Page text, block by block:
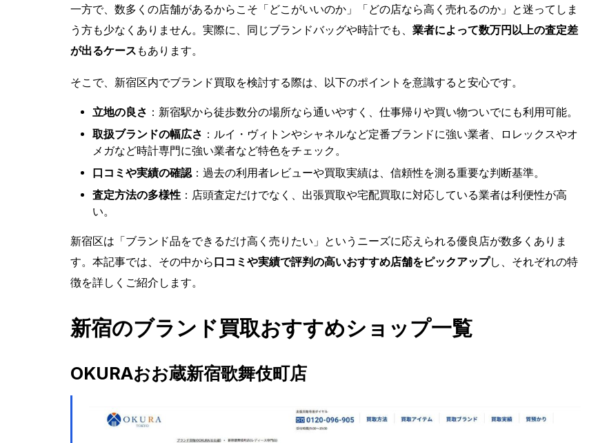
一方で、数多くの店舗があるからこそ「どこがいいのか」「どの店なら高く売れるのか」と迷ってしま
う方も少なくありません。実際に、同じブランドバッグや時計でも、 業者によって数万円以上の査定差
が出るケース もあります。
そこで、新宿区内でブランド買取を検討する際は、以下のポイントを意識すると安心です。
立地の良さ ：新宿駅から徒歩数分の場所なら通いやすく、仕事帰りや買い物ついでにも利用可能。
取扱ブランドの幅広さ ：ルイ・ヴィトンやシャネルなど定番ブランドに強い業者、ロレックスやオ
メガなど時計専門に強い業者など特色をチェック。
口コミや実績の確認：過去の利用者レビューや買取実績は、信頼性を測る重要な判断基準。
査定方法の多様性 ：店頭査定だけでなく、出張買取や宅配買取に対応している業者は利便性が高
い。
新宿区は「ブランド品をできるだけ高く売りたい」というニーズに応えられる優良店が数多くありま
す。本記事では、その中から口コミや実績で評判の高いおすすめ店舗をピックアップし、それぞれの特
徴を詳しくご紹介します。
新宿のブランド買取おすすめショップ一覧
OKURAおお蔵新宿歌舞伎町店